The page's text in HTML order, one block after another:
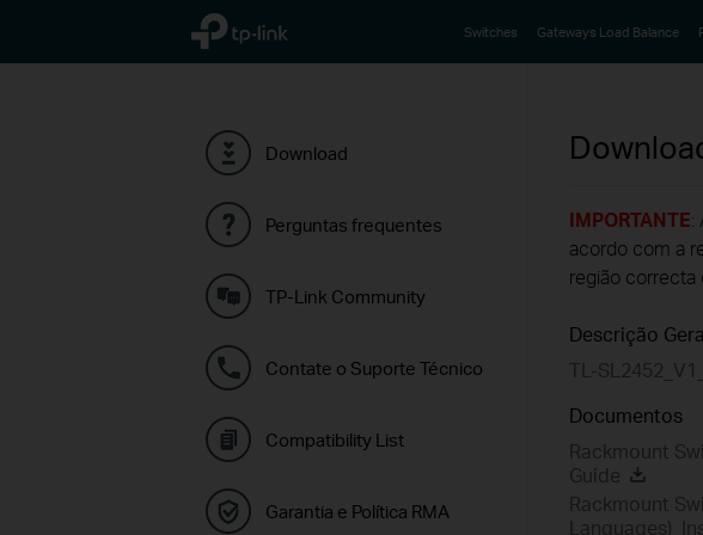
TP-Link, Reliably Smart Switches Gateways Load Balance
Download
Perguntas frequentes
TP-Link Community
Contate o Suporte Técnico
Compatibility List
Garantia e Política RMA
IMPORTANTE:
acordo com a
região correcta
Descrição
TL-
Documentos
Rackmount
Guide
Rackmount